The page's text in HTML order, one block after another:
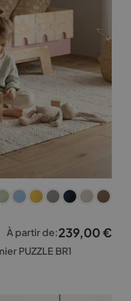
À partir de:239,00 €
PUZZLE BR1